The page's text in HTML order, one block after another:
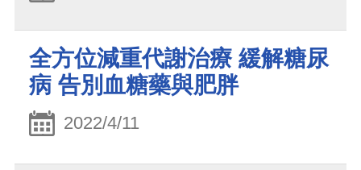
全方位減重代謝治療 緩解糖尿
病 告別血糖藥與肥胖
2022/4/11